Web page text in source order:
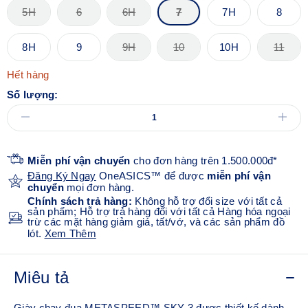
5H 6 6H 7 7H 8
8H 9 9H 10 10H 11
Hết hàng
Số lượng:
Miễn phí vận chuyển cho đơn hàng trên 1.500.000đ*
Đăng Ký Ngay OneASICS™ để được miễn phí vận
chuyểnmọi đơn hàng.
Chính sách trả hàng: Không hỗ trợ đổi size với tất cả
sản phẩm; Hỗ trợ trả hàng đối với tất cả Hàng hóa ngoại
trừ các mặt hàng giảm giá, tất/vớ, và các sản phẩm đồ
lót. Xem Thêm
Miêu tả